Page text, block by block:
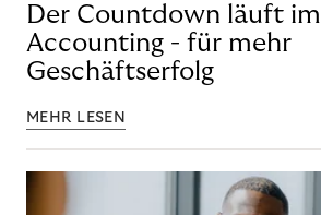
Der Countdown läuft im
Accounting - für mehr
Geschäftserfolg
MEHR LESEN